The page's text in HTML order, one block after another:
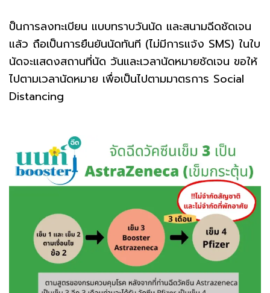
ป็นการลงทะเบียน แบบทราบวันนัด และสนามฉีดชัดเจน
แล้ว ถือเป็นการยืนยันนัดทันที (ไม่มีการแจ้ง SMS) ในใบ
นัดจะแสดงสถานที่นัด วันและเวลานัดหมายชัดเจน ขอให้
ไปตามเวลานัดหมาย เพื่อเป็นไปตามมาตรการ Social
Distancing